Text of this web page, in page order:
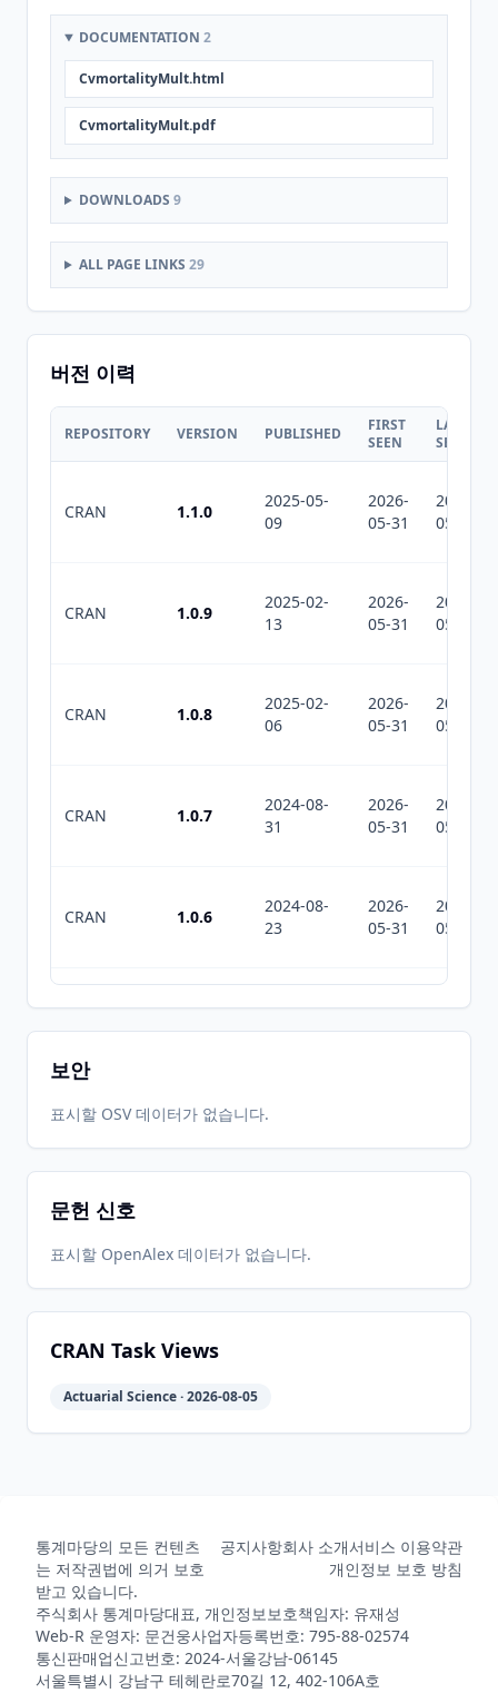
DOCUMENTATION 2
CvmortalityMult.html
CvmortalityMult.pdf
DOWNLOADS 9
ALL PAGE LINKS 29
버전 이력
REPOSITORY VERSION PUBLISHED
FIRST
SEEN
LAST
SEEN
CRAN 1.1.0
2025-05-
09
2026-
05-31
2026-
05-31
CRAN 1.0.9
2025-02-
13
2026-
05-31
2026-
05-31
CRAN 1.0.8
2025-02-
06
2026-
05-31
2026-
05-31
CRAN 1.0.7
2024-08-
31
2026-
05-31
2026-
05-31
CRAN 1.0.6
2024-08-
23
2026-
05-31
2026-
05-31
2024-08-
23
2026-
05-31
2026-
05-31
CRAN 1.0.3
CRAN
2024-05-
2026-
2026-
27
05-31
05-31
06-01
07-10
보안
표시할 OSV 데이터가 없습니다.
문헌 신호
표시할 OpenAlex 데이터가 없습니다.
CRAN Task Views
Actuarial Science · 2026-08-05
통계마당의 모든 컨텐츠
는 저작권법에 의거 보호
받고 있습니다.
공지사항회사 소개서비스 이용약관
개인정보 보호 방침
주식회사 통계마당대표, 개인정보보호책임자: 유재성
Web-R 운영자: 문건웅사업자등록번호: 795-88-02574
통신판매업신고번호: 2024-서울강남-06145
서울특별시 강남구 테헤란로70길 12, 402-106A호